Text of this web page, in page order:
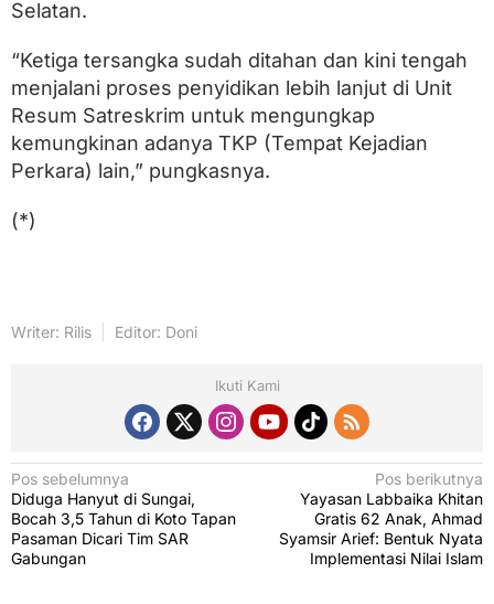
Selatan.
“Ketiga tersangka sudah ditahan dan kini tengah
menjalani proses penyidikan lebih lanjut di Unit
Resum Satreskrim untuk mengungkap
kemungkinan adanya TKP (Tempat Kejadian
Perkara) lain,” pungkasnya.
(*)
Writer: Rilis Editor: Doni
Ikuti Kami
N
a
v
i
Pos sebelumnya
Diduga Hanyut di Sungai,
Bocah 3,5 Tahun di Koto Tapan
Pasaman Dicari Tim SAR
Gabungan
Pos berikutnya
Yayasan Labbaika Khitan
Gratis 62 Anak, Ahmad
Syamsir Arief: Bentuk Nyata
Implementasi Nilai Islam